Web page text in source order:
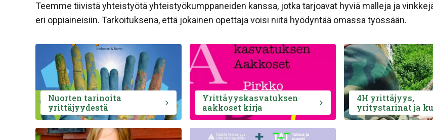
Teemme tiivistä yhteistyötä yhteistyökumppaneiden kanssa, jotka tarjoavat hyviä malleja ja
eri oppiaineisiin. Tarkoituksena, että jokainen opettaja voisi niitä hyödyntää omassa työssään.
Nuorten tarinoita
yrittäjyydestä
Yrittäyyskasvatuksen
aakkoset kirja
4H yrittäjyys,
yritystarinat ja